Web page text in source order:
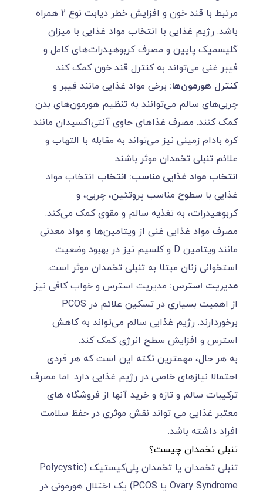
مرتبط با قند خون و افزایش خطر دیابت نوع 2 همراه
باشد. رژیم غذایی با انتخاب مواد غذایی با میزان
گلیسمیک پایین و مصرف کربوهیدرات‌های کامل و
فیبر غنی می‌تواند به کنترل قند خون کمک کند.
کنترل هورمون‌ها: برخی مواد غذایی مانند فیبر و
چربی‌های سالم می‌توانند به تنظیم هورمون‌های بدن
کمک کنند. مصرف غذاهای حاوی آنتی‌اکسیدان‌ مانند
کره بادام زمینی نیز می‌تواند به مقابله با التهاب و
علائم تنبلی تخمدان موثر باشند
انتخاب مواد غذایی مناسب: انتخاب انتخاب مواد
غذایی با سطوح مناسب پروتئین، چربی، و
کربوهیدرات، به تغذیه سالم و مقوی کمک می‌کند.
مصرف مواد غذایی غنی از ویتامین‌ها و مواد معدنی
مانند ویتامین D و کلسیم نیز در بهبود وضعیت
استخوانی زنان مبتلا به تنبلی تخمدان موثر است.
مدیریت استرس: مدیریت استرس و خواب کافی نیز
از اهمیت بسیاری در تسکین علائم در PCOS
برخوردارند. رژیم غذایی سالم می‌تواند به کاهش
استرس و افزایش سطح انرژی کمک کند.
به هر حال، مهمترین نکته این است که هر فردی
احتمالا نیازهای خاصی در رژیم غذایی دارد. اما مصرف
ترکیبات سالم و تازه و خرید آنها از فروشگاه های
معتبر غذایی می تواند نقش موثری در حفظ سلامت
افراد داشته باشد.
تنبلی تخمدان چیست؟
تنبلی تخمدان یا تخمدان پلی‌کیستیک (Polycystic
Ovary Syndrome یا PCOS) یک اختلال هورمونی در